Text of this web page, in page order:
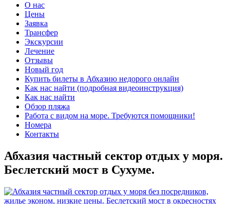
О нас
Цены
Заявка
Трансфер
Экскурсии
Лечение
Отзывы
Новый год
Купить билеты в Абхазию недорого онлайн
Как нас найти (подробная видеоинструкция)
Как нас найти
Обзор пляжа
Работа с видом на море. Требуются помощники!
Номера
Контакты
Абхазия частный сектор отдых у моря.
Беслетский мост в Сухуме.